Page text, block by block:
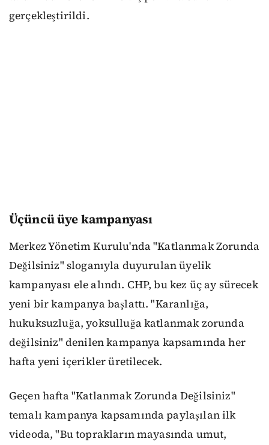
gerçekleştirildi.
Üçüncü üye kampanyası
Merkez Yönetim Kurulu'nda "Katlanmak Zorunda
Değilsiniz" sloganıyla duyurulan üyelik
kampanyası ele alındı. CHP, bu kez üç ay sürecek
yeni bir kampanya başlattı. "Karanlığa,
hukuksuzluğa, yoksulluğa katlanmak zorunda
değilsiniz" denilen kampanya kapsamında her
hafta yeni içerikler üretilecek.
Geçen hafta "Katlanmak Zorunda Değilsiniz"
temalı kampanya kapsamında paylaşılan ilk
videoda, "Bu toprakların mayasında umut,